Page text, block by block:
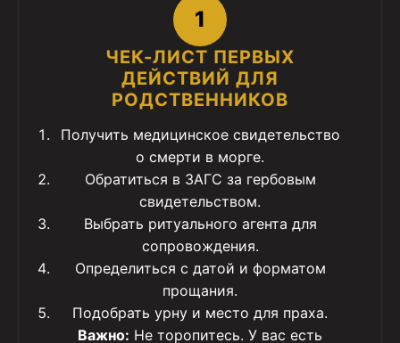
1
ЧЕК-ЛИСТ ПЕРВЫХ
ДЕЙСТВИЙ ДЛЯ
РОДСТВЕННИКОВ
Получить медицинское свидетельство
о смерти в морге.
Обратиться в ЗАГС за гербовым
свидетельством.
Выбрать ритуального агента для
сопровождения.
Определиться с датой и форматом
прощания.
Подобрать урну и место для праха.
Важно: Не торопитесь. У вас есть